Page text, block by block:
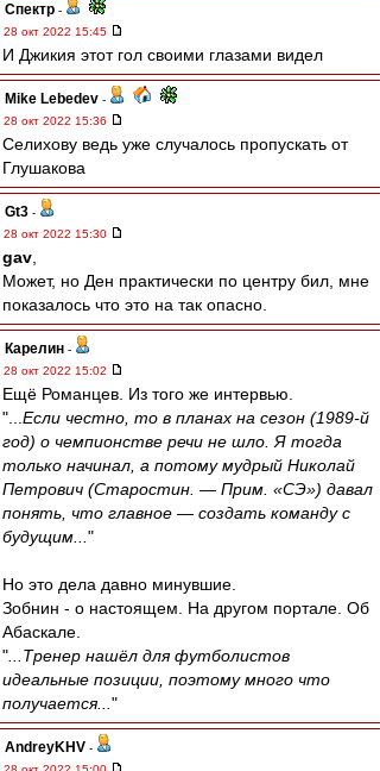
Спектр -
28 окт 2022 15:45
И Джикия этот гол своими глазами видел
Mike Lebedev -
28 окт 2022 15:36
Селихову ведь уже случалось пропускать от
Глушакова
Gt3 -
28 окт 2022 15:30
gav
Может, но Ден практически по центру бил, мне
показалось что это на так опасно.
Карелин -
28 окт 2022 15:02
Ещё Романцев. Из того же интервью.
"... Если честно, то в планах на сезон (1989-й
год) о чемпионстве речи не шло. Я тогда
только начинал, а потому мудрый Николай
Петрович (Старостин. — Прим. «СЭ») давал
понять, что главное — создать команду с
будущим... "
Но это дела давно минувшие.
Зобнин - о настоящем. На другом портале. Об
Абаскале.
" ...Тренер нашёл для футболистов
идеальные позиции, поэтому много что
получается... "
AndreyKHV -